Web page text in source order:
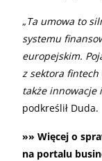
„Ta umowa to
systemu
europejskim.
z sektora fintech
także innowacje
podkreślił Duda.
»» Więcej o
na portalu